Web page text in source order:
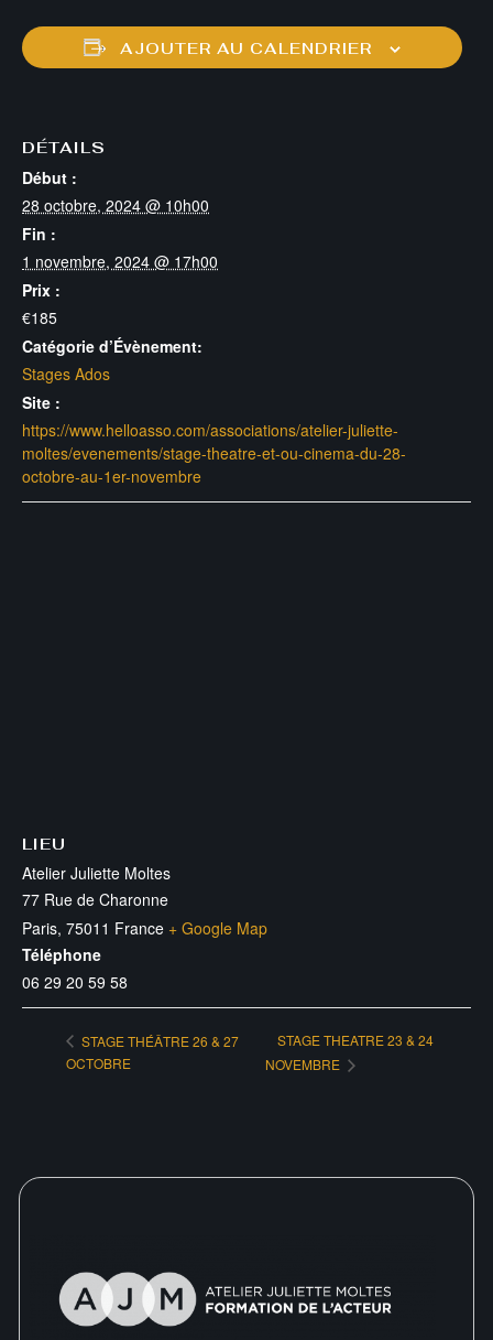
AJOUTER AU CALENDRIER
DÉTAILS
Début :
28 octobre, 2024 @ 10h00
Fin :
1 novembre, 2024 @ 17h00
Prix :
€185
Catégorie d’Évènement:
Stages Ados
Site :
https://www.helloasso.com/associations/atelier-juliette-
moltes/evenements/stage-theatre-et-ou-cinema-du-28-
octobre-au-1er-novembre
LIEU
Atelier Juliette Moltes
77 Rue de Charonne
Paris, 75011 France + Google Map
Téléphone
06 29 20 59 58
STAGE THÉÂTRE 26 & 27
OCTOBRE
STAGE THEATRE 23 & 24
NOVEMBRE